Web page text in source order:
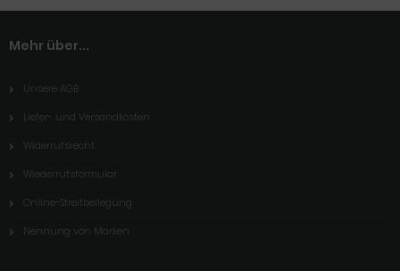
Mehr über...
Unsere AGB
Liefer- und Versandkosten
Widerrufsrecht
Wiederrufsformular
Online-Streitbeilegung
Nennung von Marken